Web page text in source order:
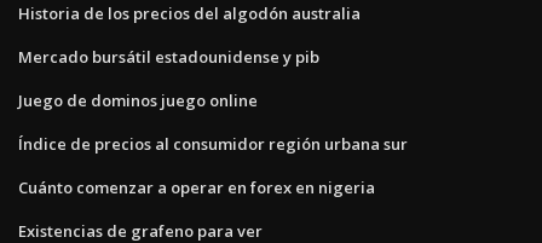
Historia de los precios del algodón australia
Mercado bursátil estadounidense y pib
Juego de dominos juego online
Índice de precios al consumidor región urbana sur
Cuánto comenzar a operar en forex en nigeria
Existencias de grafeno para ver